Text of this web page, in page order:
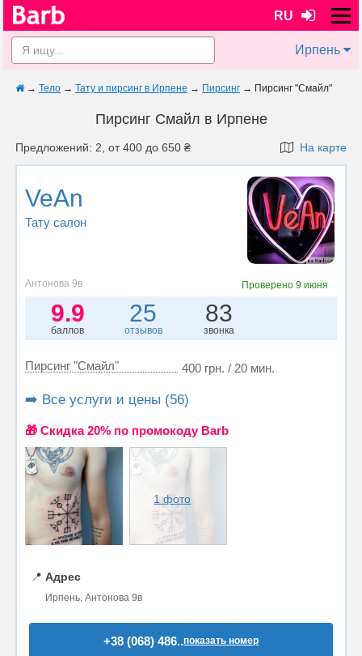
RU
Ирпень
→ Тело → Тату и пирсинг в Ирпене → Пирсинг → Пирсинг "Смайл"
Пирсинг Смайл в Ирпене
Предложений: 2, от 400 до 650 ₴ На карте
VeAn
Тату салон
Антонова 9в Проверено9 июня
9.9
баллов
25
отзывов
83
звонка
Пирсинг "Смайл" 400 грн. / 20 мин.
➡️ Все услуги и цены (56)
🎁 Cкидка 20% по промокоду Barb
1 фото
📍 Адрес
Ирпень, Антонова 9в
+38 (068) 486..показать номер